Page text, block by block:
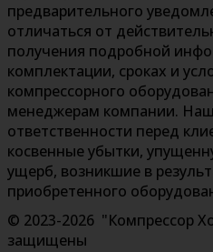
предварительного
отличаться от
получения подробной
комплектации, сроках и
компрессорного
менеджерам компании.
ответственности перед
косвенные убытки,
ущерб, возникшие в
приобретенного
© 2023-2026 "Компрессор
защищены